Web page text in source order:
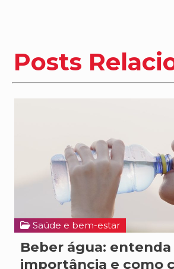
Posts
Saúde e bem-estar
Beber água: entenda
importância e como